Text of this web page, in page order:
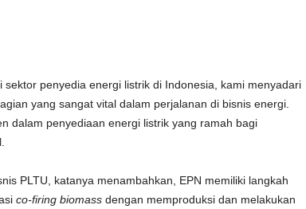
penyedia energi listrik di Indonesia, kami menyadari
yang sangat vital dalam perjalanan di bisnis energi.
dalam penyediaan energi listrik yang ramah bagi
PLTU, katanya menambahkan, EPN memiliki langkah
co-firing biomassdengan memproduksi dan melakukan